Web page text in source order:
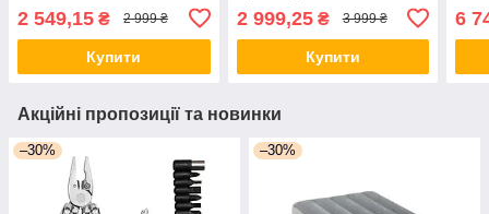
2 549,15 ₴ 2 999 ₴
Купити
2 999,25₴ 3 999 ₴
Купити
6
Акційні пропозиції та новинки
–30% –30%